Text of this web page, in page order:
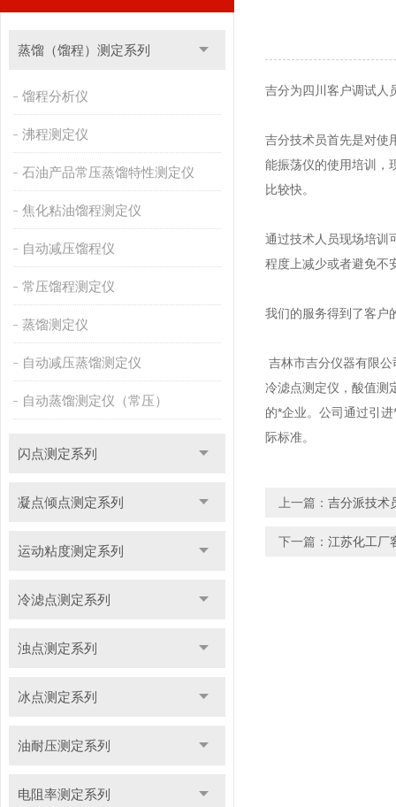
蒸馏（馏程）测定系列
馏程分析仪
沸程测定仪
石油产品常压蒸馏特性测定仪
焦化粘油馏程测定仪
自动减压馏程仪
常压馏程测定仪
蒸馏测定仪
自动减压蒸馏测定仪
自动蒸馏测定仪（常压）
闪点测定系列
凝点倾点测定系列
运动粘度测定系列
冷滤点测定系列
浊点测定系列
冰点测定系列
油耐压测定系列
电阻率测定系列
吉分为四川客户调试人
吉分技术员首先是对使
能振荡仪的使用培训，
比较快。
通过技术人员现场培训
程度上减少或者避免不
我们的服务得到了客户
吉林市吉分仪器有限
冷滤点测定仪，酸值测
的*企业。公司通过引
际标准。
上一篇： 吉分派技术
下一篇： 江苏化工厂